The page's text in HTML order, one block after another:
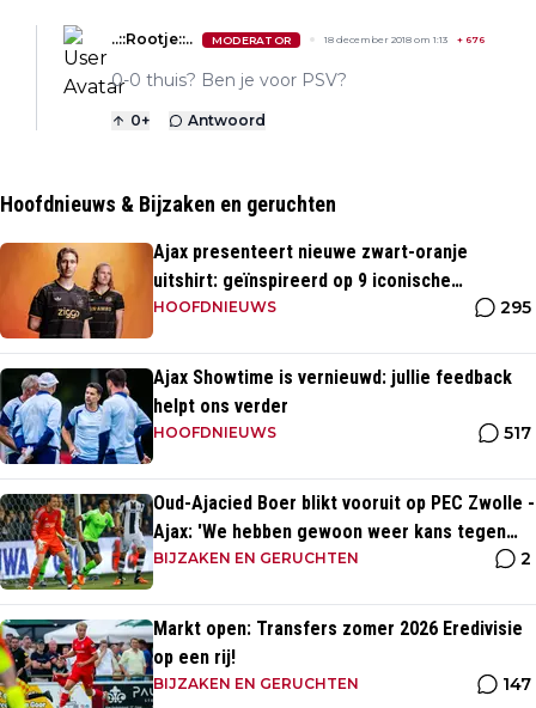
..::Rootje::.. MODERATOR 18 december 2018 om 1:13 + 676
0-0 thuis? Ben je voor PSV?
0+ Antwoord
Hoofdnieuws & Bijzaken en geruchten
Ajax presenteert nieuwe zwart-oranje
uitshirt: geïnspireerd op 9 iconische
momenten uit clubhistorie
HOOFDNIEUWS 295
Ajax Showtime is vernieuwd: jullie feedback
helpt ons verder
HOOFDNIEUWS 517
Oud-Ajacied Boer blikt vooruit op PEC Zwolle -
Ajax: 'We hebben gewoon weer kans tegen
Ajax'
BIJZAKEN EN GERUCHTEN 2
Markt open: Transfers zomer 2026 Eredivisie
op een rij!
BIJZAKEN EN GERUCHTEN 147